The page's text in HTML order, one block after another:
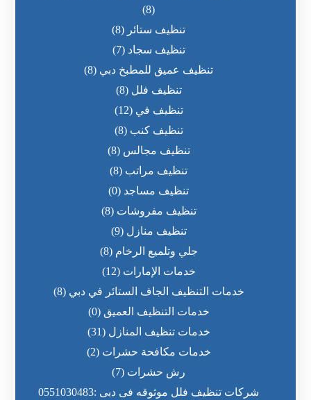
(8)
تنظيف ستائر (8)
تنظيف سجاد (7)
تنظيف عميق للمطبخ دبي (8)
تنظيف فلل (8)
تنظيف في (12)
تنظيف كنب (8)
تنظيف مجالس (8)
تنظيف مراتب (8)
تنظيف مساجد (0)
تنظيف مفروشات (8)
تنظيف منازل (9)
جلي وتلميع الرخام (8)
خدمات الإمارات (12)
خدمات التنظيف الجاف الستائر في دبي (8)
خدمات التنظيف العميق (0)
خدمات تنظيف المنازل (31)
خدمات مكافحة حشرات (2)
رش حشرات (7)
شركات تنظيف فلل موثوقه فى دبى :0551030483